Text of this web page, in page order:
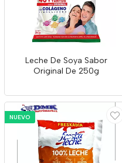
Leche De Soya Sabor
Original De 250g
NUEVO